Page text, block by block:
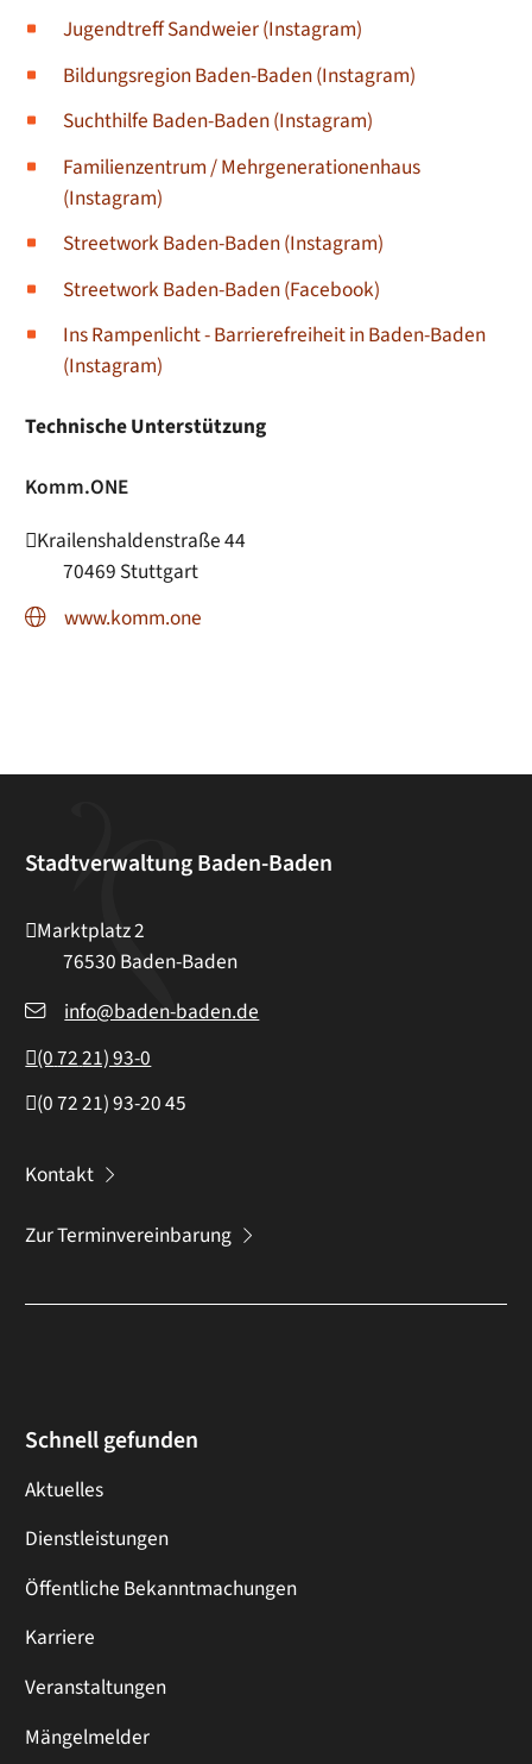
Jugendtreff Sandweier (Instagram)
Bildungsregion Baden-Baden (Instagram)
Suchthilfe Baden-Baden (Instagram)
Familienzentrum / Mehrgenerationenhaus
(Instagram)
Streetwork Baden-Baden (Instagram)
Streetwork Baden-Baden (Facebook)
Ins Rampenlicht - Barrierefreiheit in Baden-Baden
(Instagram)
Technische Unterstützung
Komm.ONE
Krailenshaldenstraße 44
70469 Stuttgart
www.komm.one
Stadtverwaltung Baden-Baden
Marktplatz 2
76530 Baden-Baden
info@baden-baden.de
(07221) 93-0
(07221) 93-2045
Kontakt
Zur Terminvereinbarung
Schnell gefunden
Aktuelles
Dienstleistungen
Öffentliche Bekanntmachungen
Karriere
Veranstaltungen
Mängelmelder